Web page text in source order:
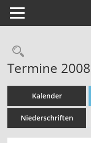
Toggle navigation
Termine 2008
Kalender
Niederschriften